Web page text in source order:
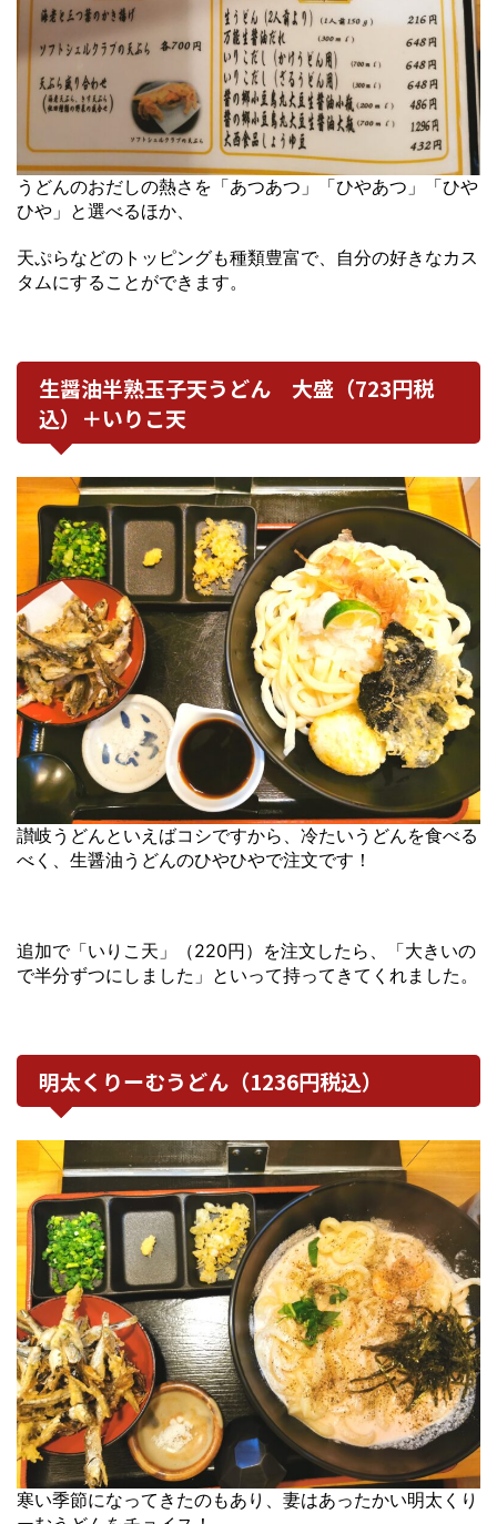
うどんのおだしの熱さを「あつあつ」「ひやあつ」「ひや
ひや」と選べるほか、
天ぷらなどのトッピングも種類豊富で、自分の好きなカス
タムにすることができます。
生醤油半熟玉子天うどん 大盛（723円税
込）＋いりこ天
讃岐うどんといえばコシですから、冷たいうどんを食べる
べく、生醤油うどんのひやひやで注文です！
追加で「いりこ天」（220円）を注文したら、「大きいの
で半分ずつにしました」といって持ってきてくれました。
明太くりーむうどん（1236円税込）
寒い季節になってきたのもあり、妻はあったかい明太くり